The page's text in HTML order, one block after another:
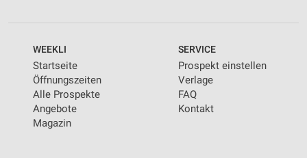
WEEKLI
Startseite
Öffnungszeiten
Alle Prospekte
Angebote
Magazin
SERVICE
Prospekt einstellen
Verlage
FAQ
Kontakt